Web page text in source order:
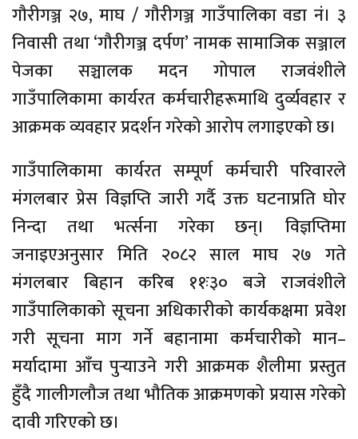
गौरीगञ्ज २७, माघ / गौरीगञ्ज गाउँपालिका वडा नं। ३
निवासी तथा ‘गौरीगञ्ज दर्पण’ नामक सामाजिक सञ्जाल
पेजका सञ्चालक मदन गोपाल राजवंशीले
गाउँपालिकामा कार्यरत कर्मचारीहरूमाथि दुर्व्यवहार र
आक्रमक व्यवहार प्रदर्शन गरेको आरोप लगाइएको छ।
गाउँपालिकामा कार्यरत सम्पूर्ण कर्मचारी परिवारले
मंगलबार प्रेस विज्ञप्ति जारी गर्दै उक्त घटनाप्रति घोर
निन्दा तथा भर्त्सना गरेका छन्। विज्ञप्तिमा
जनाइएअनुसार मिति २०८२ साल माघ २७ गते
मंगलबार बिहान करिब ११ः३० बजे राजवंशीले
गाउँपालिकाको सूचना अधिकारीको कार्यकक्षमा प्रवेश
गरी सूचना माग गर्ने बहानामा कर्मचारीको मान–
मर्यादामा आँच पुर्‍याउने गरी आक्रमक शैलीमा प्रस्तुत
हुँदै गालीगलौज तथा भौतिक आक्रमणको प्रयास गरेको
दावी गरिएको छ।